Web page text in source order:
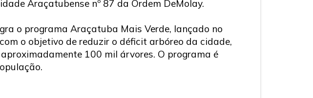
Araçatubense nº 87 da Ordem DeMolay.
o programa Araçatuba Mais Verde, lançado no
o objetivo de reduzir o déficit arbóreo da cidade,
100 mil árvores. O programa é